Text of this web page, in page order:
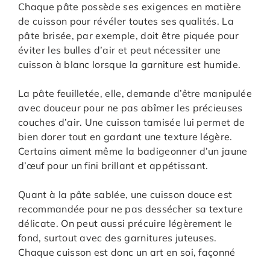
Chaque pâte possède ses exigences en matière
de cuisson pour révéler toutes ses qualités. La
pâte brisée, par exemple, doit être piquée pour
éviter les bulles d’air et peut nécessiter une
cuisson à blanc lorsque la garniture est humide.
La pâte feuilletée, elle, demande d’être manipulée
avec douceur pour ne pas abîmer les précieuses
couches d’air. Une cuisson tamisée lui permet de
bien dorer tout en gardant une texture légère.
Certains aiment même la badigeonner d’un jaune
d’œuf pour un fini brillant et appétissant.
Quant à la pâte sablée, une cuisson douce est
recommandée pour ne pas dessécher sa texture
délicate. On peut aussi précuire légèrement le
fond, surtout avec des garnitures juteuses.
Chaque cuisson est donc un art en soi, façonné